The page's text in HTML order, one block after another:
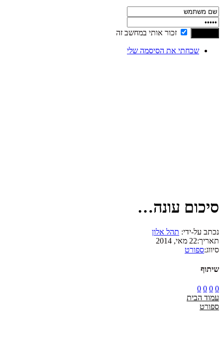
זכור אותי במחשב זה
שכחתי את הסיסמה שלי
סיכום עונה…
נכתב על-ידי: תהל אלון
תאריך:22 מאי, 2014
סיווג:ספורט
שיתוף
0
0
0
0
עמוד הבית
ספורט